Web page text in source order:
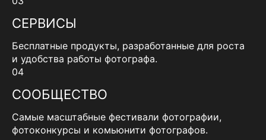
СЕРВИСЫ
Бесплатные продукты, разработанные для роста
и удобства работы фотографа.
04
СООБЩЕСТВО
Самые масштабные фестивали фотографии,
фотоконкурсы и комьюнити фотографов.